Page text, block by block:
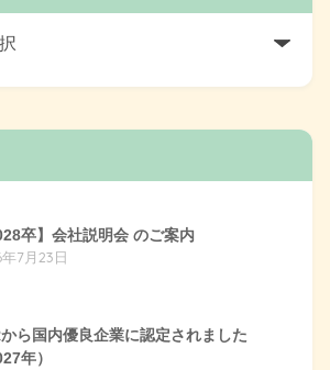
卒】会社説明会 のご案内
7月23日
ら国内優良企業に認定されました
年）